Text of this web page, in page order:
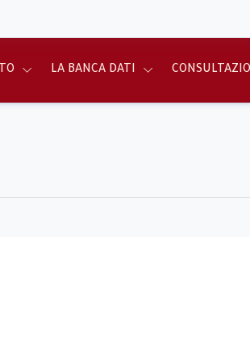
LA BANCA DATI